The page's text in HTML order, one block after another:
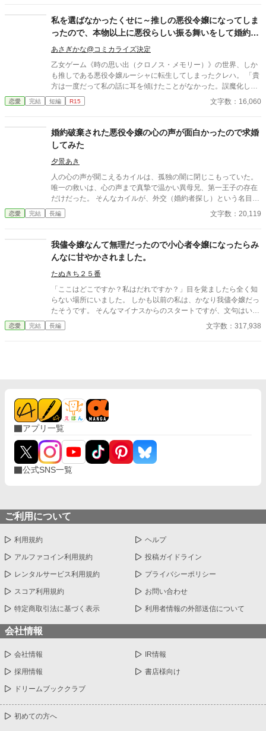
ら話し掛けてくれないのか？」 「もう君が隣にいないのは考えら
れない」 無口不器用夫×優しい鈍感妻 すれ違いから始まる両片思
いストーリー
私を選ばなかったくせに～推しの悪役令嬢になってしま
ったので、本物以上に悪役らしい振る舞いをして婚約破
棄してやりますわ、ザマア～
あさぎかな@コミカライズ決定
乙女ゲーム《時の思い出（クロノス・メモリー）》の世界、しか
も推しである悪役令嬢ルーシャに転生してしまったクレハ。 「貴
方は一度だって私の話に耳を傾けたことがなかった。誤魔化し
て、逃げて、時より甘い言葉や、贈り物を贈れば満足だと思って
いたのでしょう。――どんな時だって、私を選ばなかったくせ
いちルーシャファンとして、婚約者であり全ての元凶とである第
五王子ベルンハルト（放蕩者）に婚約破棄を求めるのだが――？
恋愛 完結 短編 R15 文字数：16,060
婚約破棄された悪役令嬢の心の声が面白かったので求婚
してみた
夕景あき
人の心の声が聞こえるカイルは、孤独の闇に閉じこもっていた。
唯一の救いは、心の声まで真摯で温かい異母兄、第一王子の存在
だけだった。 そんなカイルが、外交（婚約者探し）という名目で
三国交流会へ向かうと、目の前で隣国の第二王子による公開婚約
破棄が発生する。 婚約破棄された令嬢グレースは、表情一つ変え
いも寄らない内容が聞こえてきたのだった。
恋愛 完結 長編 文字数：20,119
我儘令嬢なんて無理だったので小心者令嬢になったらみ
んなに甘やかされました。
たぬきち２５番
「ここはどこですか？私はだれですか？」目を覚ましたら全く知
らない場所にいました。 しかも以前の私は、かなり我儘令嬢だっ
たそうです。 そんなマイナスからのスタートですが、文句はいえ
ません。 ずっと冷たかった周りの目が、なんだか最近優しい気が
します。 というか、甘やかされてません？ これって、どういうこ
恋愛 完結 長編 文字数：317,938
アプリ一覧
公式SNS一覧
ご利用について
利用規約 ヘルプ
アルファコイン利用規約 投稿ガイドライン
レンタルサービス利用規約 プライバシーポリシー
スコア利用規約 お問い合わせ
特定商取引法に基づく表示 利用者情報の外部送信について
会社情報
会社情報 IR情報
採用情報 書店様向け
ドリームブッククラブ
初めての方へ